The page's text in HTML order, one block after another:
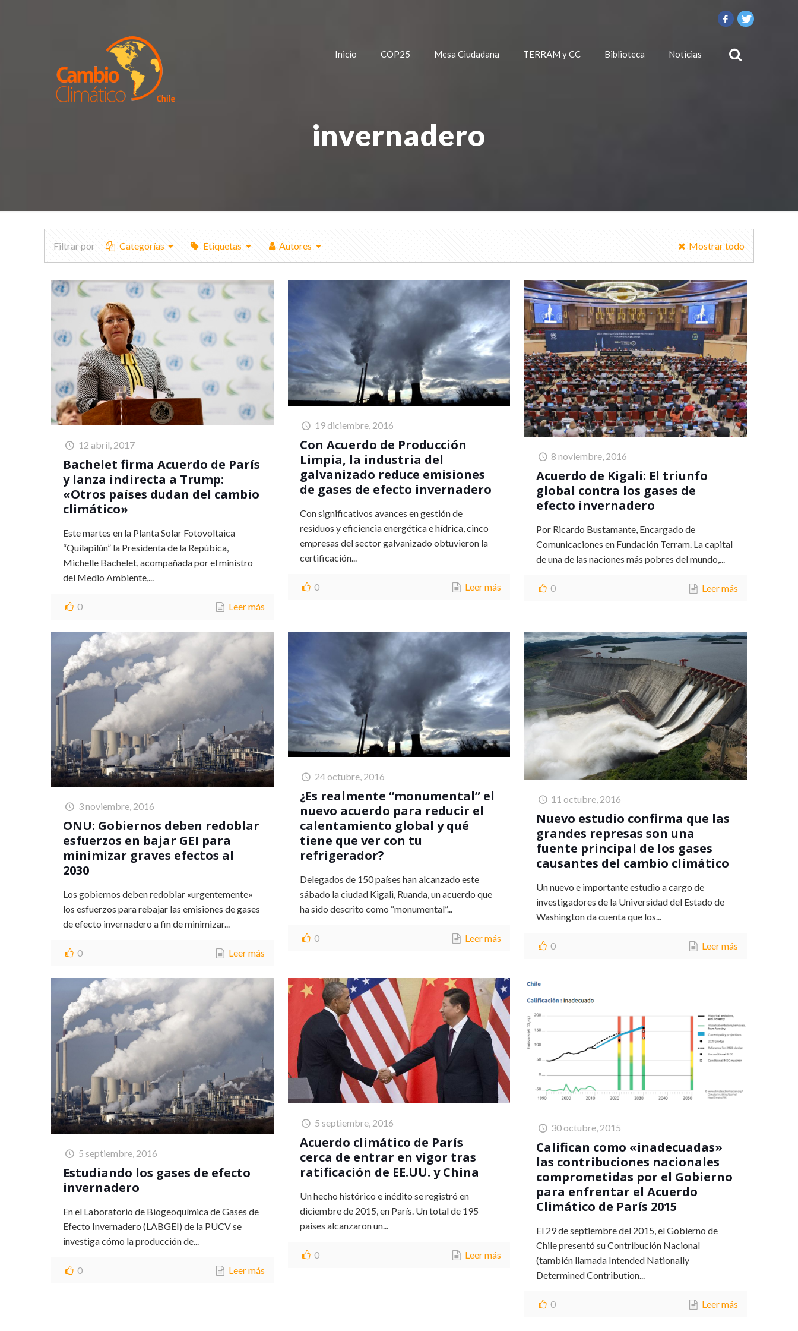
Inicio COP25 Mesa Ciudadana TERRAM y CC Biblioteca Noticias
invernadero
Filtrar por Categorías Etiquetas Autores Mostrar todo
12 abril, 2017
Bachelet firma Acuerdo de París
y lanza indirecta a Trump:
«Otros países dudan del cambio
climático»
Este martes en la Planta Solar Fotovoltaica
“Quilapilún” la Presidenta de la Repúbica,
Michelle Bachelet, acompañada por el ministro
del Medio Ambiente,...
0 Leer más
19 diciembre, 2016
Con Acuerdo de Producción
Limpia, la industria del
galvanizado reduce emisiones
de gases de efecto invernadero
Con significativos avances en gestión de
residuos y eficiencia energética e hídrica, cinco
empresas del sector galvanizado obtuvieron la
certificación...
0 Leer más
8 noviembre, 2016
Acuerdo de Kigali: El triunfo
global contra los gases de
efecto invernadero
Por Ricardo Bustamante, Encargado de
Comunicaciones en Fundación Terram. La capital
de una de las naciones más pobres del mundo,...
0 Leer más
3 noviembre, 2016
ONU: Gobiernos deben redoblar
esfuerzos en bajar GEI para
minimizar graves efectos al
2030
Los gobiernos deben redoblar «urgentemente»
los esfuerzos para rebajar las emisiones de gases
de efecto invernadero a fin de minimizar...
0 Leer más
24 octubre, 2016
¿Es realmente “monumental” el
nuevo acuerdo para reducir el
calentamiento global y qué
tiene que ver con tu
refrigerador?
Delegados de 150 países han alcanzado este
sábado la ciudad Kigali, Ruanda, un acuerdo que
ha sido descrito como “monumental”...
0 Leer más
11 octubre, 2016
Nuevo estudio confirma que las
grandes represas son una
fuente principal de los gases
causantes del cambio climático
Un nuevo e importante estudio a cargo de
investigadores de la Universidad del Estado de
Washington da cuenta que los...
0 Leer más
5 septiembre, 2016
Estudiando los gases de efecto
invernadero
En el Laboratorio de Biogeoquímica de Gases de
Efecto Invernadero (LABGEI) de la PUCV se
investiga cómo la producción de...
0 Leer más
5 septiembre, 2016
Acuerdo climático de París
cerca de entrar en vigor tras
ratificación de EE.UU. y China
Un hecho histórico e inédito se registró en
diciembre de 2015, en París. Un total de 195
países alcanzaron un...
0 Leer más
30 octubre, 2015
Califican como «inadecuadas»
las contribuciones nacionales
comprometidas por el Gobierno
para enfrentar el Acuerdo
Climático de París 2015
El 29 de septiembre del 2015, el Gobierno de
Chile presentó su Contribución Nacional
(también llamada Intended Nationally
Determined Contribution...
0 Leer más